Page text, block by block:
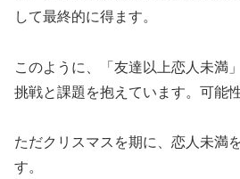
して最終的に得ます。
このように、「友達以上恋人未満
挑戦と課題を抱えています。可能
ただクリスマスを期に、恋人未満
す。